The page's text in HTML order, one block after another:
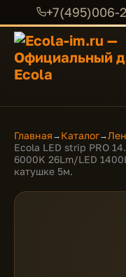
+7(495)006-
Главная → Каталог→
Ecola LED strip PRO
6000K 26Lm/LED
катушке 5м.